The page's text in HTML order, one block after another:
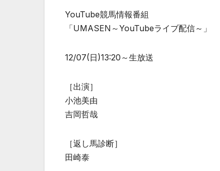
YouTube競馬情報番組
「UMASEN～YouTubeライブ配信～」
12/07(日)13:20～生放送
［出演］
小池美由
吉岡哲哉
［返し馬診断］
田崎泰